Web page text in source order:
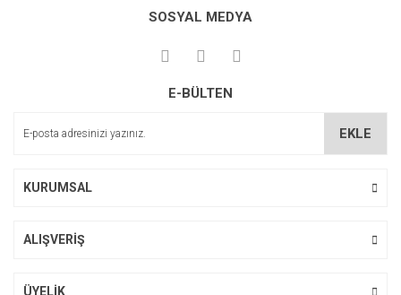
SOSYAL MEDYA
E-BÜLTEN
EKLE
KURUMSAL
ALIŞVERİŞ
ÜYELİK